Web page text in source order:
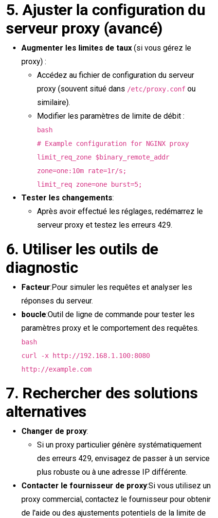
5.Ajuster la configuration du
serveur proxy (avancé)
Augmenter les limites de taux (si vous gérez le
proxy) :
Accédez au fichier de configuration du serveur
proxy (souvent situé dans /etc/proxy.conf ou
similaire).
Modifier les paramètres de limite de débit :
bash
# Example configuration for NGINX proxy
limit_req_zone $binary_remote_addr
zone=one:10m rate=1r/s;
limit_req zone=one burst=5;
Tester les changements:
Après avoir effectué les réglages, redémarrez le
serveur proxy et testez les erreurs 429.
6. Utiliser les outils de
diagnostic
Facteur:Pour simuler les requêtes et analyser les
réponses du serveur.
boucle:Outil de ligne de commande pour tester les
paramètres proxy et le comportement des requêtes.
bash
curl -x http://192.168.1.100:8080
http://example.com
7. Rechercher des solutions
alternatives
Changer de proxy:
Si un proxy particulier génère systématiquement
des erreurs 429, envisagez de passer à un service
plus robuste ou à une adresse IP différente.
Contacter le fournisseur de proxy:Si vous utilisez un
proxy commercial, contactez le fournisseur pour obtenir
de l'aide ou des ajustements potentiels de la limite de